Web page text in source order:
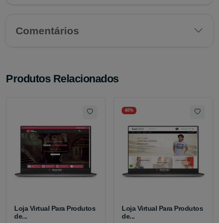
Comentários
Produtos Relacionados
Loja Virtual Para Produtos
de...
40%
Loja Virtual Para Produtos
de...